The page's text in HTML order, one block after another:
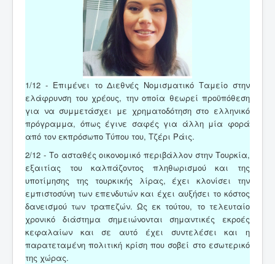
1/12 - Επιμένει το Διεθνές Νομισματικό Ταμείο στην
ελάφρυνση του χρέους, την οποία θεωρεί προϋπόθεση
για να συμμετάσχει με χρηματοδότηση στο ελληνικό
πρόγραμμα, όπως έγινε σαφές για άλλη μία φορά
από τον εκπρόσωπο Τύπου του, Τζέρι Ράις.
2/12 - Το ασταθές οικονομικό περιβάλλον στην Τουρκία,
εξαιτίας του καλπάζοντος πληθωρισμού και της
υποτίμησης της τουρκικής λίρας, έχει κλονίσει την
εμπιστοσύνη των επενδυτών και έχει αυξήσει το κόστος
δανεισμού των τραπεζών. Ως εκ τούτου, το τελευταίο
χρονικό διάστημα σημειώνονται σημαντικές εκροές
κεφαλαίων και σε αυτό έχει συντελέσει και η
παρατεταμένη πολιτική κρίση που σοβεί στο εσωτερικό
της χώρας.